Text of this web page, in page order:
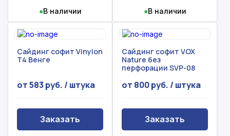
●В наличии ●В наличии
Сайдинг софит Vinylon
T4 Венге
от 583 руб. / штука
Заказать
Сайдинг софит VOX
Nature без
перфорации SVP-08
от 800 руб. / штука
Заказать
Прикрепить смету на расчет
Даю согласие на обработку персональных данных
Заказать звонок
Даю согласие наобработку персональных данных